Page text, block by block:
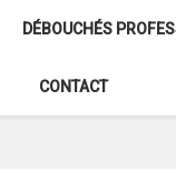
DÉBOUCHÉS
CONTACT